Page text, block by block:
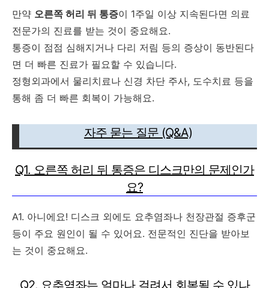
만약 오른쪽 허리 뒤 통증이 1주일 이상 지속된다면 의료
전문가의 진료를 받는 것이 중요해요.
통증이 점점 심해지거나 다리 저림 등의 증상이 동반된다
면 더 빠른 진료가 필요할 수 있습니다.
정형외과에서 물리치료나 신경 차단 주사, 도수치료 등을
통해 좀 더 빠른 회복이 가능해요.
자주 묻는 질문 (Q&A)
Q1. 오른쪽 허리 뒤 통증은 디스크만의 문제인가
요?
A1. 아니에요! 디스크 외에도 요추염좌나 천장관절 증후군
등이 주요 원인이 될 수 있어요. 전문적인 진단을 받아보
는 것이 중요해요.
Q2. 요추염좌는 얼마나 걸려서 회복될 수 있나